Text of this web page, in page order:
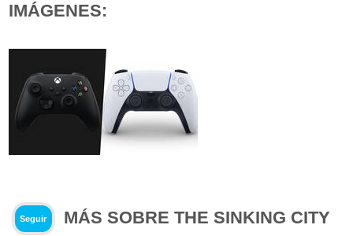
IMÁGENES:
Seguir MÁS SOBRE THE SINKING CITY